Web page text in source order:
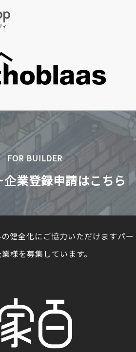
FOR BUILDER
業登録申請はこちら
健全化にご協力いただけますパ
様を募集しています。